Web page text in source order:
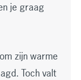
je graag
zijn warme
Toch valt